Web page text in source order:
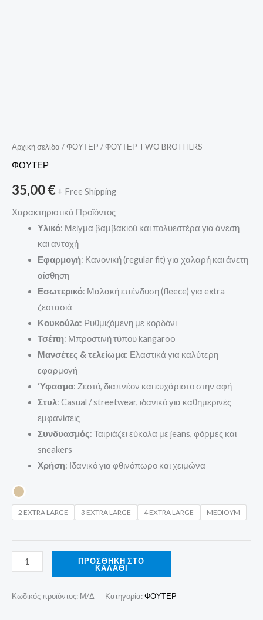
Αρχική σελίδα /ΦΟΥΤΕΡ / ΦΟΥΤΕΡ TWO BROTHERS
ΦΟΥΤΕΡ
35,00€ + Free Shipping
Χαρακτηριστικά Προϊόντος
Υλικό: Μείγμα βαμβακιού και πολυεστέρα για άνεση
και αντοχή
Εφαρμογή: Κανονική (regular fit) για χαλαρή και άνετη
αίσθηση
Εσωτερικό: Μαλακή επένδυση (fleece) για extra
ζεστασιά
Κουκούλα: Ρυθμιζόμενη με κορδόνι
Τσέπη: Μπροστινή τύπου kangaroo
Μανσέτες & τελείωμα: Ελαστικά για καλύτερη
εφαρμογή
Ύφασμα: Ζεστό, διαπνέον και ευχάριστο στην αφή
Στυλ: Casual / streetwear, ιδανικό για καθημερινές
εμφανίσεις
Συνδυασμός: Ταιριάζει εύκολα με jeans, φόρμες και
sneakers
Χρήση: Ιδανικό για φθινόπωρο και χειμώνα
2 EXTRA LARGE 3 EXTRA LARGE 4 EXTRA LARGE MEDIOYM
ΠΡΟΣΘΉΚΗ ΣΤΟ
ΚΑΛΆΘΙ
Κωδικός προϊόντος: Μ/Δ Κατηγορία:ΦΟΥΤΕΡ